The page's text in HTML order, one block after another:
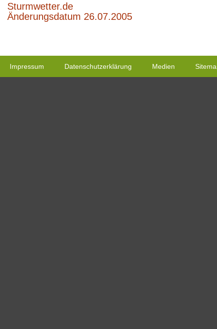
Sturmwetter.de
Änderungsdatum 26.07.2005
Impressum Datenschutzerklärung Medien